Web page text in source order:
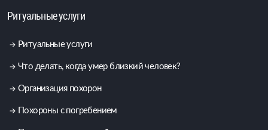
Ритуальные услуги
Ритуальные услуги
Что делать, когда умер близкий человек?
Организация похорон
Похороны с погребением